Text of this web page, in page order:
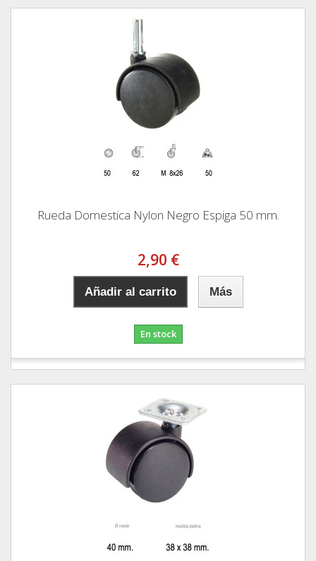
Rueda Domestica Nylon Negro Espiga 50 mm.
2,90 €
Añadir al carrito Más
En stock